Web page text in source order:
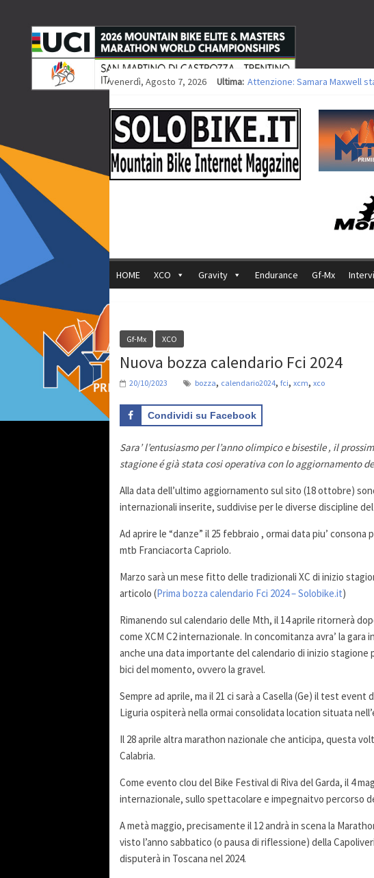
venerdì, Agosto 7, 2026 Ultima: Attenzione: Samara Maxwell
Europei XCO: vittorie per
35ª Marathon Bike della
Europei MTB: il Team Relay
HOME XCO Gravity Endurance Gf-Mx
Gf-Mx XCO
Nuova bozza calendario Fci 2024
20/10/2023 bozza, calendario2024, fci, xcm, xco
Condividi su Facebook
Sara’ l’entusiasmo per l’anno olimpico e bisestile , il
stagione é già stata cosi operativa con lo aggiornamento
Alla data dell’ultimo aggiornamento sul sito (18 ottobre)
internazionali inserite, suddivise per le diverse discipline del
Ad aprire le “danze” il 25 febbraio , ormai data piu’
mtb Franciacorta Capriolo.
Marzo sarà un mese fitto delle tradizionali XC di inizio
articolo (Prima bozza calendario Fci 2024 – Solobike.it)
Rimanendo sul calendario delle Mth, il 14 aprile ritornerà
come XCM C2 internazionale. In concomitanza avra’ la
anche una data importante del calendario di inizio
bici del momento, ovvero la gravel.
Sempre ad aprile, ma il 21 ci sarà a Casella (Ge) il test
Liguria ospiterà nella ormai consolidata location situata
Il 28 aprile altra marathon nazionale che anticipa, questa
Calabria.
Come evento clou del Bike Festival di Riva del Garda, il 4
internazionale, sullo spettacolare e impegnaitvo percorso
A metà maggio, precisamente il 12 andrà in scena la
visto l’anno sabbatico (o pausa di riflessione) della
disputerà in Toscana nel 2024.